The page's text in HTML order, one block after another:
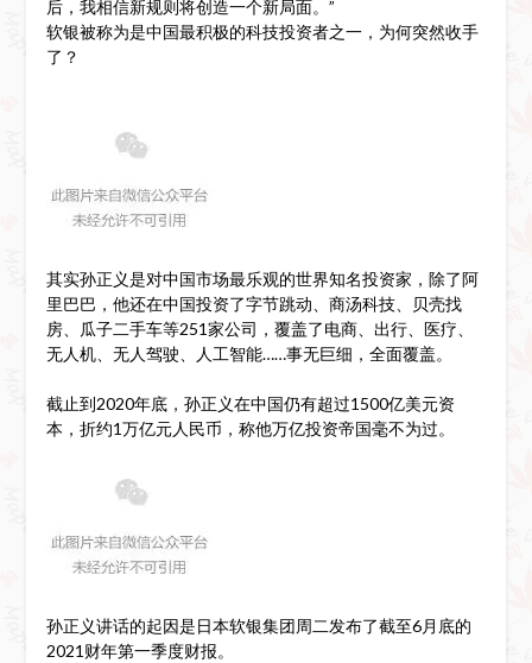
后，我相信新规则将创造一个新局面。”
软银被称为是中国最积极的科技投资者之一，为何突然收手
了？
其实孙正义是对中国市场最乐观的世界知名投资家，除了阿
里巴巴，他还在中国投资了字节跳动、商汤科技、贝壳找
房、瓜子二手车等251家公司，覆盖了电商、出行、医疗、
无人机、无人驾驶、人工智能……事无巨细，全面覆盖。
截止到2020年底，孙正义在中国仍有超过1500亿美元资
本，折约1万亿元人民币，称他万亿投资帝国毫不为过。
孙正义讲话的起因是日本软银集团周二发布了截至6月底的
2021财年第一季度财报。